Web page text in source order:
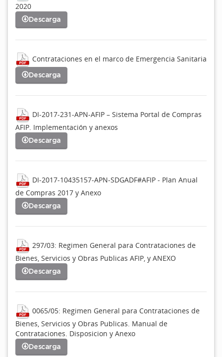
2020
Descarga
Contrataciones en el marco de Emergencia Sanitaria
Descarga
DI-2017-231-APN-AFIP – Sistema Portal de Compras
AFIP. Implementación y anexos
Descarga
DI-2017-10435157-APN-SDGADF#AFIP - Plan Anual
de Compras 2017 y Anexo
Descarga
297/03: Regimen General para Contrataciones de
Bienes, Servicios y Obras Publicas AFIP, y ANEXO
Descarga
0065/05: Regimen General para Contrataciones de
Bienes, Servicios y Obras Publicas. Manual de
Contrataciones. Disposicion y Anexo
Descarga